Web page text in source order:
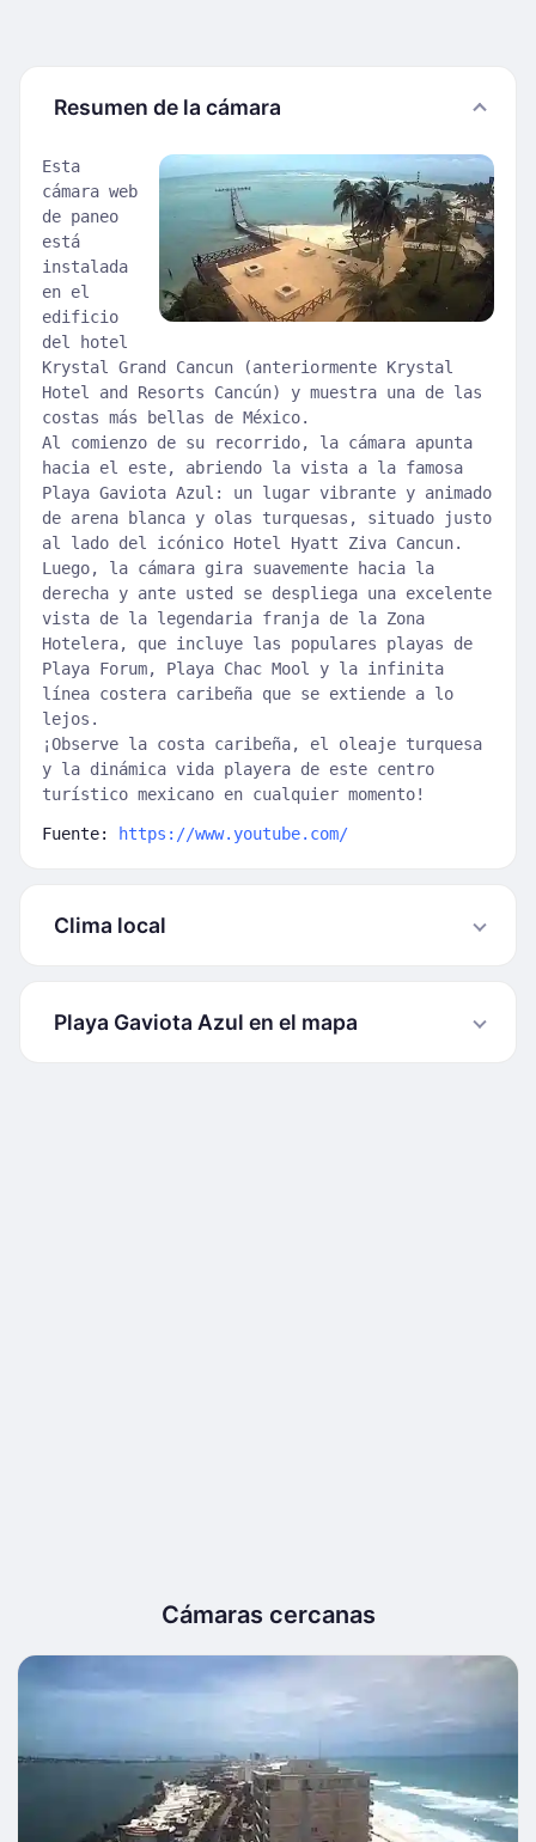
Resumen de la cámara
Esta
cámara web
de paneo
está
instalada
en el
edificio
del hotel
Krystal Grand Cancun (anteriormente Krystal
Hotel and Resorts Cancún) y muestra una de las
costas más bellas de México.
Al comienzo de su recorrido, la cámara apunta
hacia el este, abriendo la vista a la famosa
Playa Gaviota Azul: un lugar vibrante y animado
de arena blanca y olas turquesas, situado justo
al lado del icónico Hotel Hyatt Ziva Cancun.
Luego, la cámara gira suavemente hacia la
derecha y ante usted se despliega una excelente
vista de la legendaria franja de la Zona
Hotelera, que incluye las populares playas de
Playa Forum, Playa Chac Mool y la infinita
línea costera caribeña que se extiende a lo
lejos.
¡Observe la costa caribeña, el oleaje turquesa
y la dinámica vida playera de este centro
turístico mexicano en cualquier momento!
Fuente: https://www.youtube.com/
Clima local
Playa Gaviota Azul en el mapa
Cámaras cercanas